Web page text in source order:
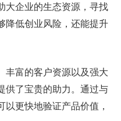
大企业的生态资源，寻找
降低创业风险，还能提升
丰富的客户资源以及强大
供了宝贵的助力。通过与
更快地验证产品价值，